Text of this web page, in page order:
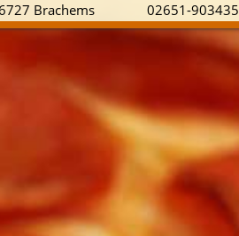
Brachems 02651-903435